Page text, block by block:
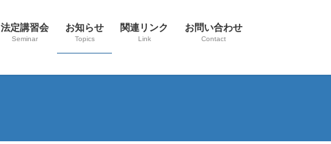
法定講習会
Seminar
お知らせ
Topics
関連リンク
Link
お問い合わせ
Contact